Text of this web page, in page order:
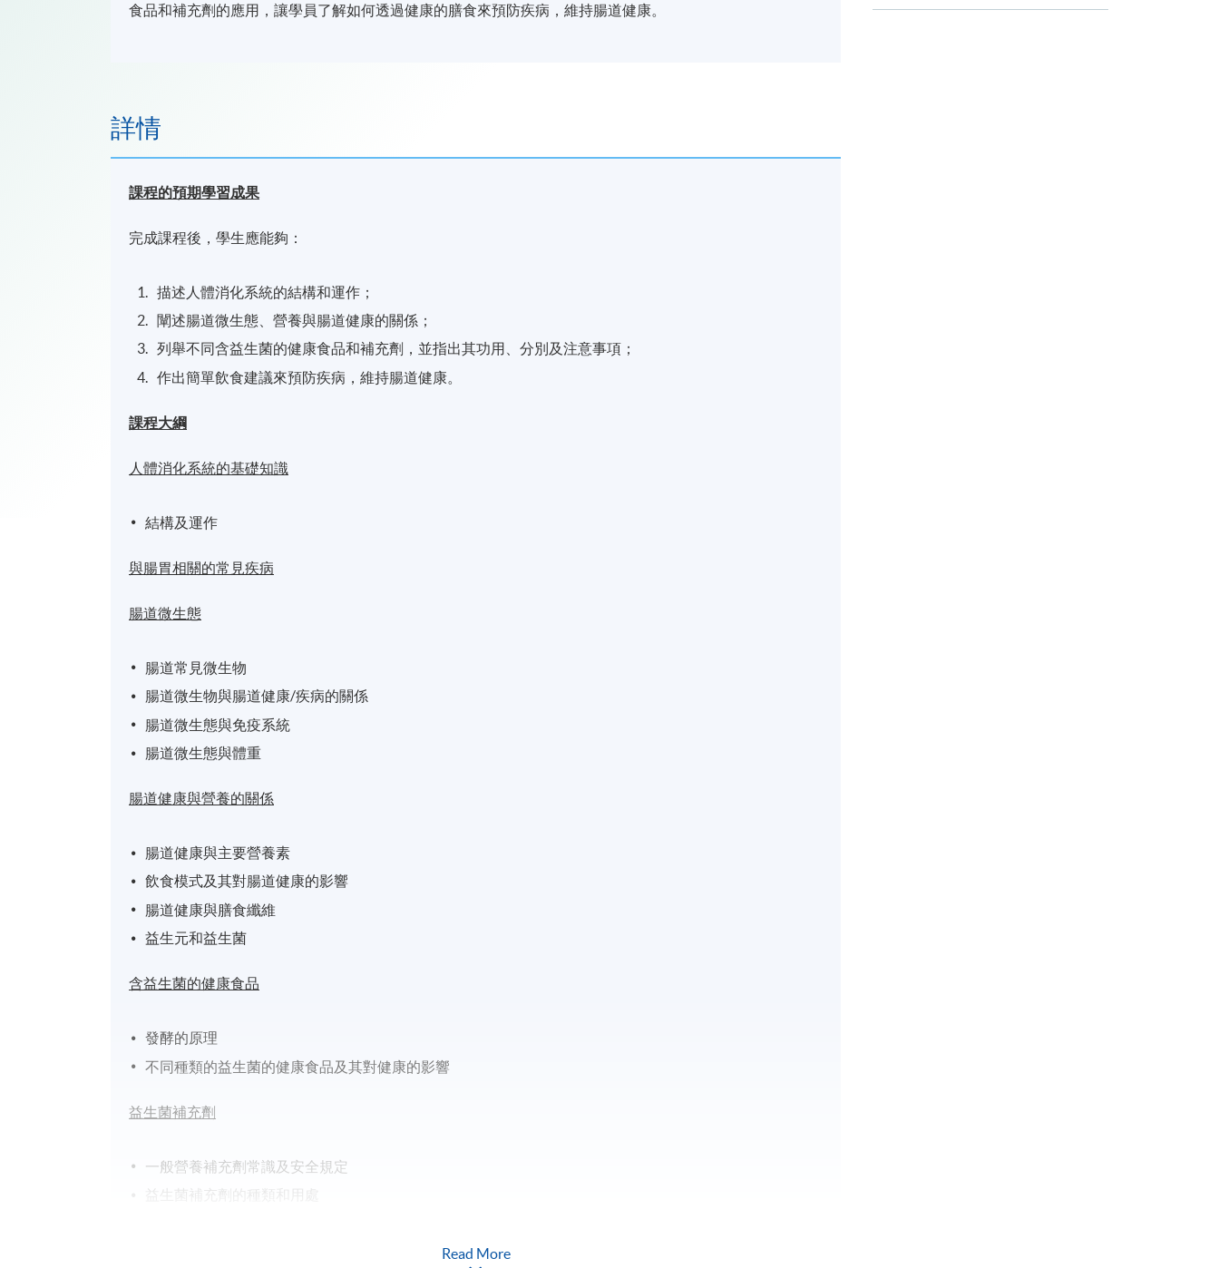
食品和補充劑的應用，讓學員了解如何透過健康的膳食來預防疾病，維持腸道健康。
詳情
課程的預期學習成果
完成課程後，學生應能夠：
描述人體消化系統的結構和運作；
闡述腸道微生態、營養與腸道健康的關係；
列舉不同含益生菌的健康食品和補充劑，並指出其功用、分別及注意事項；
作出簡單飲食建議來預防疾病，維持腸道健康。
課程大綱
人體消化系統的基礎知識
結構及運作
與腸胃相關的常見疾病
腸道微生態
腸道常見微生物
腸道微生物與腸道健康/疾病的關係
腸道微生態與免疫系統
腸道微生態與體重
腸道健康與營養的關係
腸道健康與主要營養素
飲食模式及其對腸道健康的影響
腸道健康與膳食纖維
益生元和益生菌
含益生菌的健康食品
發酵的原理
不同種類的益生菌的健康食品及其對健康的影響
益生菌補充劑
一般營養補充劑常識及安全規定
益生菌補充劑的種類和用處
Read More